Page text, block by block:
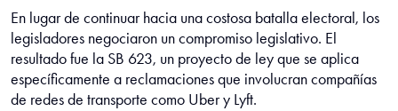
En lugar de continuar hacia una costosa batalla electoral, los
legisladores negociaron un compromiso legislativo. El
resultado fue la SB 623, un proyecto de ley que se aplica
específicamente a reclamaciones que involucran compañías
de redes de transporte como Uber y Lyft.